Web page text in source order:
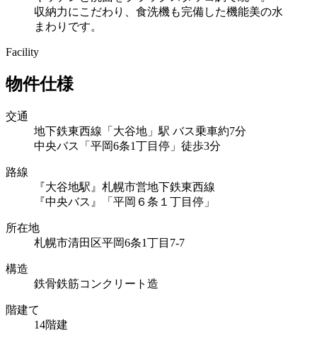
収納力にこだわり、食洗機も完備した機能美の水
まわりです。
Facility
物件仕様
交通
地下鉄東西線「大谷地」駅 バス乗車約7分
中央バス「平岡6条1丁目停」徒歩3分
路線
『大谷地駅』札幌市営地下鉄東西線
『中央バス』「平岡６条１丁目停」
所在地
札幌市清田区平岡6条1丁目7-7
構造
鉄骨鉄筋コンクリート造
階建て
14階建